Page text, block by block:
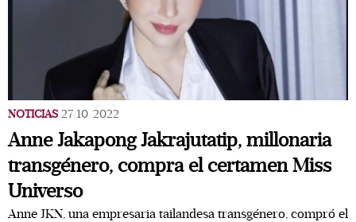
NOTICIAS 27/10/2022
Anne Jakapong Jakrajutatip, millonaria
transgénero, compra el certamen Miss
Universo
Anne JKN, una empresaria tailandesa transgénero, compró el